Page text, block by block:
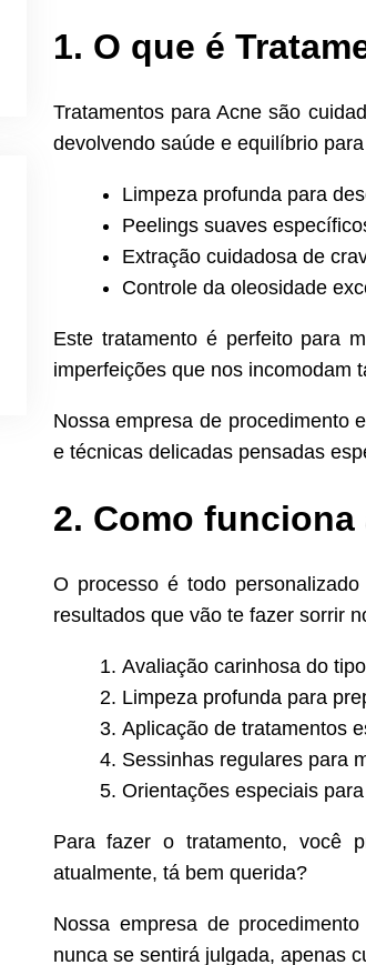
1. O que é
Tratamentos para Acne são
devolvendo saúde e equilíbrio
Limpeza profunda para
Peelings suaves
Extração cuidadosa de
Controle da oleosidade
Este tratamento é perfeito para
imperfeições que nos incomodam
Nossa empresa de procedimento
e técnicas delicadas pensadas
2. Como funciona
O processo é todo
resultados que vão te fazer sorrir
Avaliação carinhosa do
Limpeza profunda para
Aplicação de tratamentos
Sessinhas regulares para
Orientações especiais
Para fazer o tratamento, você
atualmente, tá bem querida?
Nossa empresa de
nunca se sentirá julgada, apenas